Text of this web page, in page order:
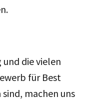
und die vielen
für Best
machen uns